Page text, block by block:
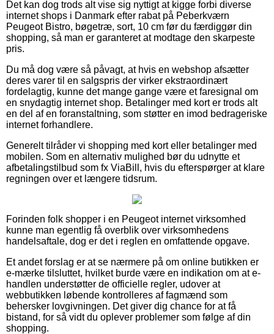
Det kan dog trods alt vise sig nyttigt at kigge forbi diverse
internet shops i Danmark efter rabat på Peberkværn
Peugeot Bistro, bøgetræ, sort, 10 cm før du færdiggør din
shopping, så man er garanteret at modtage den skarpeste
pris.
Du må dog være så påvagt, at hvis en webshop afsætter
deres varer til en salgspris der virker ekstraordinært
fordelagtig, kunne det mange gange være et faresignal om
en snydagtig internet shop. Betalinger med kort er trods alt
en del af en foranstaltning, som støtter en imod bedrageriske
internet forhandlere.
Generelt tilråder vi shopping med kort eller betalinger med
mobilen. Som en alternativ mulighed bør du udnytte et
afbetalingstilbud som fx ViaBill, hvis du efterspørger at klare
regningen over et længere tidsrum.
Forinden folk shopper i en Peugeot internet virksomhed
kunne man egentlig få overblik over virksomhedens
handelsaftale, dog er det i reglen en omfattende opgave.
Et andet forslag er at se nærmere på om online butikken er
e-mærke tilsluttet, hvilket burde være en indikation om at e-
handlen understøtter de officielle regler, udover at
webbutikken løbende kontrolleres af fagmænd som
behersker lovgivningen. Det giver dig chance for at få
bistand, for så vidt du oplever problemer som følge af din
shopping.